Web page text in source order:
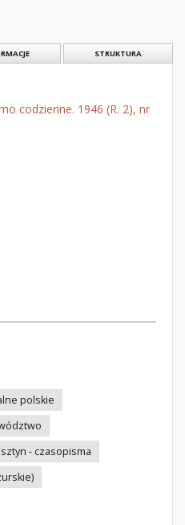
STRUKTURA
codzienne. 1946 (R. 2), nr
polskie
- czasopisma